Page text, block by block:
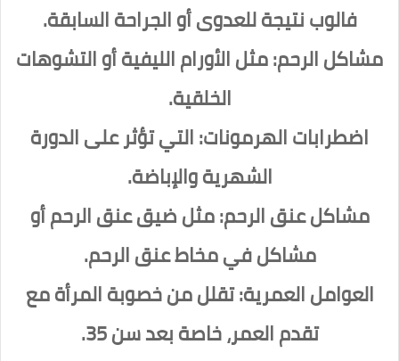
فالوب نتيجة للعدوى أو الجراحة السابقة.
مشاكل الرحم: مثل الأورام الليفية أو التشوهات
الخلقية.
اضطرابات الهرمونات: التي تؤثر على الدورة
الشهرية والإباضة.
مشاكل عنق الرحم: مثل ضيق عنق الرحم أو
مشاكل في مخاط عنق الرحم.
العوامل العمرية: تقلل من خصوبة المرأة مع
تقدم العمر، خاصة بعد سن 35.